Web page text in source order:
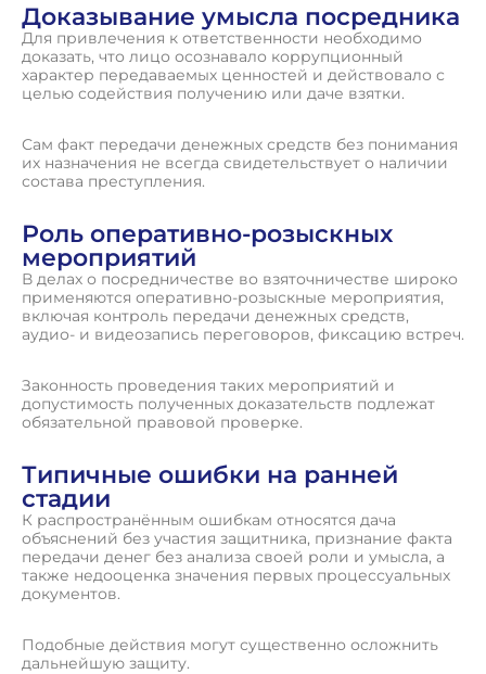
Доказывание умысла посредника
Для привлечения к ответственности необходимо
доказать, что лицо осознавало коррупционный
характер передаваемых ценностей и действовало с
целью содействия получению или даче взятки.
Сам факт передачи денежных средств без понимания
их назначения не всегда свидетельствует о наличии
состава преступления.
Роль оперативно-розыскных
мероприятий
В делах о посредничестве во взяточничестве широко
применяются оперативно-розыскные мероприятия,
включая контроль передачи денежных средств,
аудио- и видеозапись переговоров, фиксацию встреч.
Законность проведения таких мероприятий и
допустимость полученных доказательств подлежат
обязательной правовой проверке.
Типичные ошибки на ранней
стадии
К распространённым ошибкам относятся дача
объяснений без участия защитника, признание факта
передачи денег без анализа своей роли и умысла, а
также недооценка значения первых процессуальных
документов.
Подобные действия могут существенно осложнить
дальнейшую защиту.